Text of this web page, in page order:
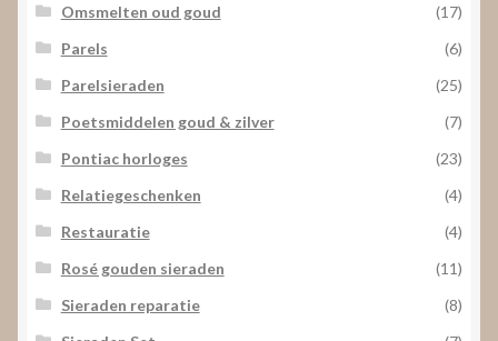
Omsmelten oud goud
(17)
Parels
(6)
Parelsieraden
(25)
Poetsmiddelen goud & zilver
(7)
Pontiac horloges
(23)
Relatiegeschenken
(4)
Restauratie
(4)
Rosé gouden sieraden
(11)
Sieraden reparatie
(8)